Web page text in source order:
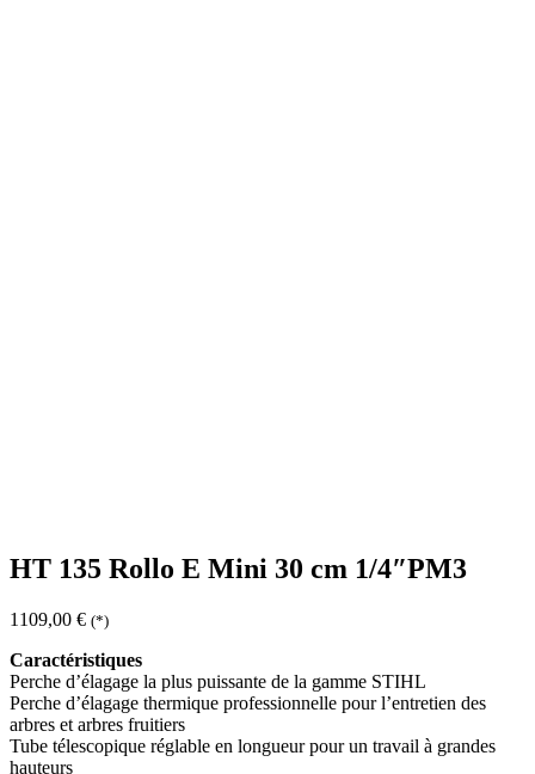
HT 135 Rollo E Mini 30 cm 1/4″PM3
1109,00 € (*)
Caractéristiques
Perche d’élagage la plus puissante de la gamme STIHL
Perche d’élagage thermique professionnelle pour l’entretien des
arbres et arbres fruitiers
Tube télescopique réglable en longueur pour un travail à grandes
hauteurs